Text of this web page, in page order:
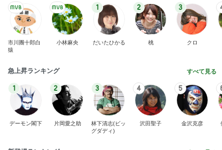
市川團十郎白
猿
小林麻央
1
だいたひかる
2
桃
3
クロ
急上昇ランキング すべて見る
1
デーモン閣下
2
片岡愛之助
3
林下清志(ビッ
グダディ)
4
沢田聖子
5
金沢克彦